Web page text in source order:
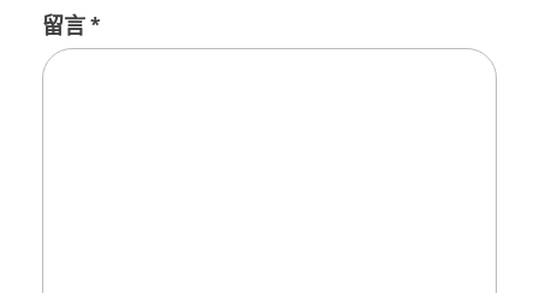
留言*